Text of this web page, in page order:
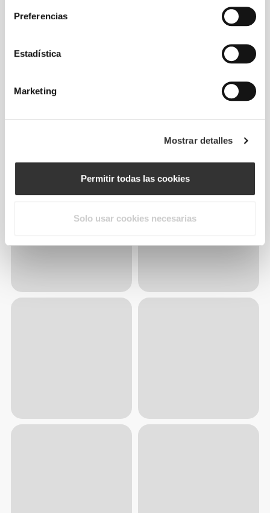
Preferencias
Estadística
Marketing
Mostrar detalles
Permitir todas las cookies
Solo usar cookies necesarias